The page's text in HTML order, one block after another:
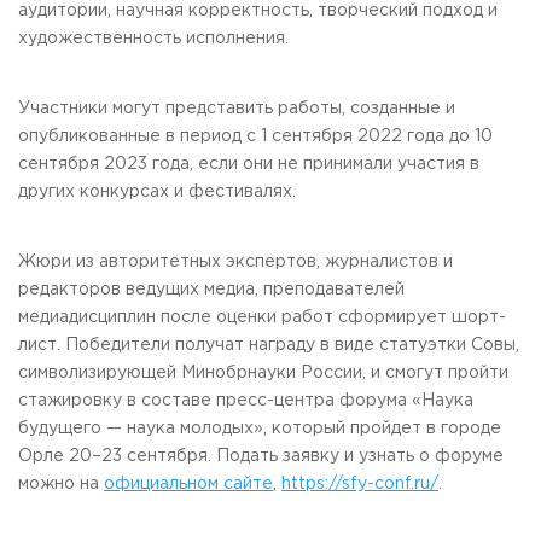
аудитории, научная корректность, творческий подход и
художественность исполнения.
Участники могут представить работы, созданные и
опубликованные в период с 1 сентября 2022 года до 10
сентября 2023 года, если они не принимали участия в
других конкурсах и фестивалях.
Жюри из авторитетных экспертов, журналистов и
редакторов ведущих медиа, преподавателей
медиадисциплин после оценки работ сформирует шорт-
лист. Победители получат награду в виде статуэтки Совы,
символизирующей Минобрнауки России, и смогут пройти
стажировку в составе пресс-центра форума «Наука
будущего — наука молодых», который пройдет в городе
Орле 20–23 сентября. Подать заявку и узнать о форуме
можно на официальном сайте https://sfy-conf.ru/